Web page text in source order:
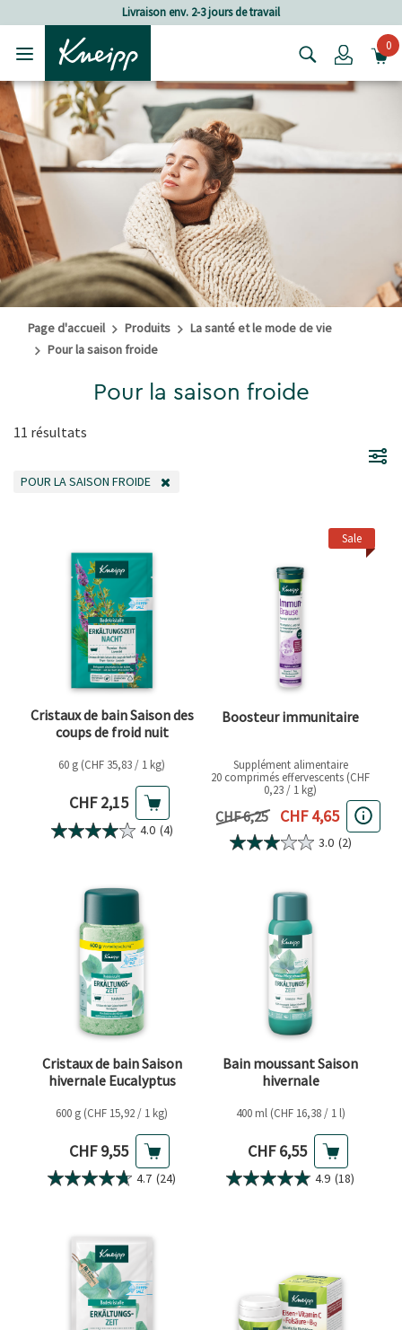
Passer au contenu principal
Passer au contenu du pied de page
Livraison env. 2-3 jours de travail
Login0
Page d'accueil Produits
La santé et le mode de vie
Pour la saison froide
Pour la saison froide
11 résultats
POUR LA SAISON FROIDE
Cristaux de bain Saison des
coups de froid nuit
60 g (CHF 35,83 / 1 kg)
Prix actuel
CHF 2,15
4.0 (4)
Sale
Boosteur immunitaire
Supplément alimentaire
20 comprimés effervescents (CHF
0,23 / 1 kg)
Prix précédent
CHF 6,25 Prix actuel
CHF 4,65
3.0 (2)
Cristaux de bain Saison
hivernale Eucalyptus
600 g (CHF 15,92 / 1 kg)
Prix actuel
CHF 9,55
4.7 (24)
Bain moussant Saison
hivernale
400 ml (CHF 16,38 / 1 l)
Prix actuel
CHF 6,55
4.9 (18)